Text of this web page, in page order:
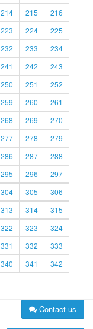
214 215
216
223 224
225
232 233
234
241 242
243
250 251
252
259 260
261
268 269
270
277 278
279
286 287
288
295 296
297
304 305
306
313 314
315
322 323
324
331 332
333
340 341
342
Contact us